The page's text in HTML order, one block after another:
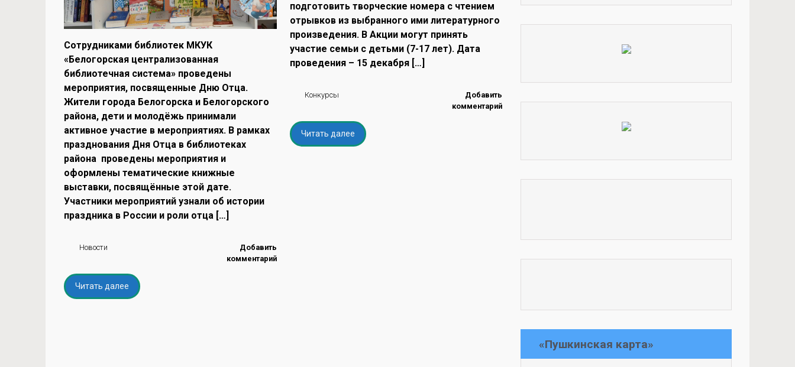
Сотрудниками библиотек МКУК
«Белогорская централизованная
библиотечная система» проведены
мероприятия, посвященные Дню Отца.
Жители города Белогорска и Белогорского
района, дети и молодёжь принимали
активное участие в мероприятиях. В рамках
празднования Дня Отца в библиотеках
района проведены мероприятия и
оформлены тематические книжные
выставки, посвящённые этой дате.
Участники мероприятий узнали об истории
праздника в России и роли отца […]
Новости
Добавить
комментарий
Читать далее
подготовить творческие номера с чтением
отрывков из выбранного ими литературного
произведения. В Акции могут принять
участие семьи с детьми (7-17 лет). Дата
проведения – 15 декабря […]
Конкурсы
Добавить
комментарий
Читать далее
«Пушкинская карта»